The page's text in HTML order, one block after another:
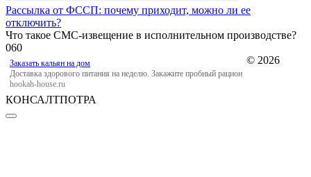
Рассылка от ФССП: почему приходит, можно ли ее
отключить?
Что такое СМС-извещение в исполнительном производстве?
060
Заказать кальян на дом
Доставка здорового питания на неделю. Закажите пробный рацион
hookah-house.ru
© 2026
КОНСАЛТПОТРА